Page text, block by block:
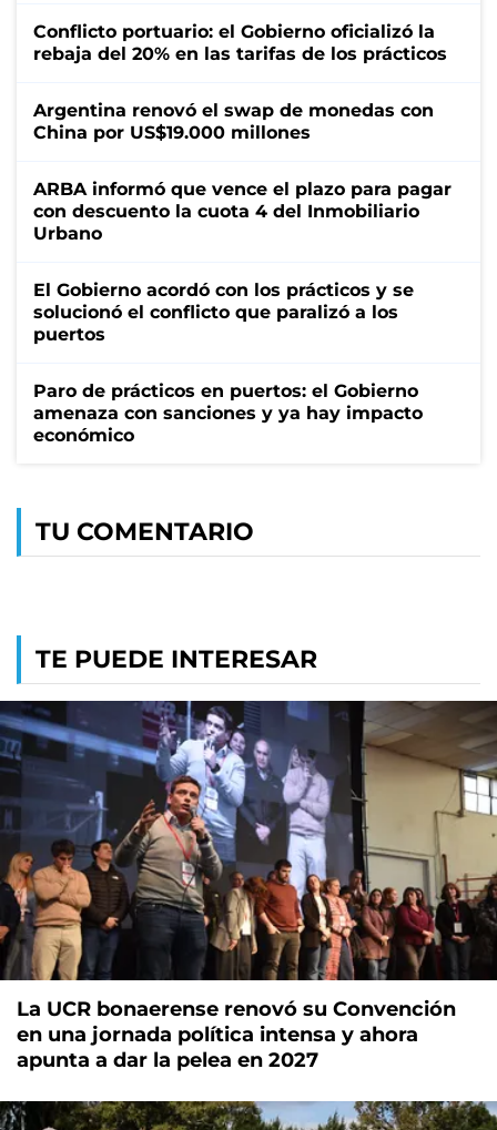
Conflicto portuario: el Gobierno oficializó la
rebaja del 20% en las tarifas de los prácticos
Argentina renovó el swap de monedas con
China por US$19.000 millones
ARBA informó que vence el plazo para pagar
con descuento la cuota 4 del Inmobiliario
Urbano
El Gobierno acordó con los prácticos y se
solucionó el conflicto que paralizó a los
puertos
Paro de prácticos en puertos: el Gobierno
amenaza con sanciones y ya hay impacto
económico
TU COMENTARIO
TE PUEDE INTERESAR
La UCR bonaerense renovó su Convención
en una jornada política intensa y ahora
apunta a dar la pelea en 2027